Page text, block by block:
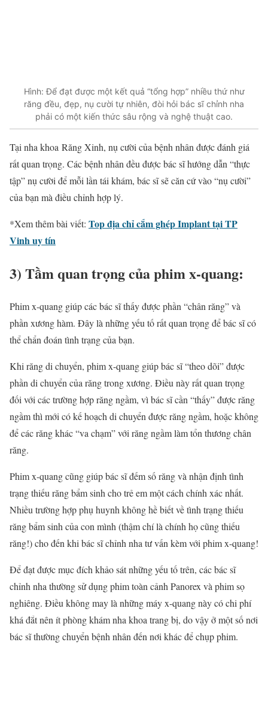
Hình: Để đạt được một kết quả “tổng hợp” nhiều thứ như
răng đều, đẹp, nụ cười tự nhiên, đòi hỏi bác sĩ chỉnh nha
phải có một kiến thức sâu rộng và nghệ thuật cao.
Tại nha khoa Răng Xinh, nụ cười của bệnh nhân được đánh giá
rất quan trọng. Các bệnh nhân đều được bác sĩ hướng dẫn “thực
tập” nụ cười để mỗi lần tái khám, bác sĩ sẽ căn cứ vào “nụ cười”
của bạn mà điều chỉnh hợp lý.
*Xem thêm bài viết: Top địa chỉ cắm ghép Implant tại TP
Vinh uy tín
3) Tầm quan trọng của phim x-quang:
Phim x-quang giúp các bác sĩ thấy được phần “chân răng” và
phần xương hàm. Đây là những yếu tố rất quan trọng để bác sĩ có
thể chẩn đoán tình trạng của bạn.
Khi răng di chuyển, phim x-quang giúp bác sĩ “theo dõi” được
phần di chuyển của răng trong xương. Điều này rất quan trọng
đối với các trường hợp răng ngầm, vì bác sĩ cần “thấy” được răng
ngầm thì mới có kế hoạch di chuyển được răng ngầm, hoặc không
để các răng khác “va chạm” với răng ngầm làm tổn thương chân
răng.
Phim x-quang cũng giúp bác sĩ đếm số răng và nhận định tình
trạng thiếu răng bẩm sinh cho trẻ em một cách chính xác nhất.
Nhiều trường hợp phụ huynh không hề biết về tình trạng thiếu
răng bẩm sinh của con mình (thậm chí là chính họ cũng thiếu
răng!) cho đến khi bác sĩchỉnh nha tư vấn kèm với phim x-quang!
Để đạt được mục đích khảo sát những yếu tố trên, các bác sĩ
chỉnh nha thường sử dụng phim toàn cảnh Panorex và phim sọ
nghiêng. Điều không may là những máy x-quang này có chi phí
khá đắt nên ít phòng khámnha khoa trang bị, do vậy ở một số nơi
bác sĩ thường chuyển bệnh nhân đến nơi khác để chụp phim.